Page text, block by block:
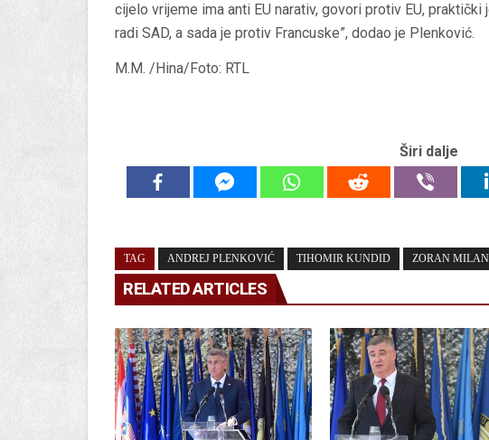
cijelo vrijeme ima anti EU narativ, govori protiv EU,
radi SAD, a sada je protiv Francuske”, dodao je Plenković.
M.M. /Hina/Foto: RTL
Širi dalje
TAG ANDREJ PLENKOVIĆ TIHOMIR KUNDID ZORAN
RELATED ARTICLES